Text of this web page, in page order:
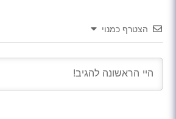
הצטרף כמנוי